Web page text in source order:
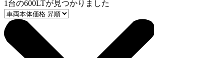
1 台の600LTが見つかりました